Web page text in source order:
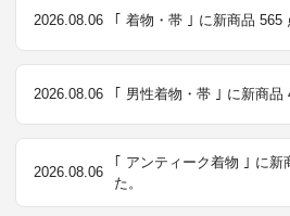
2026.08.06 ｢ 着物・帯 ｣ に新商品 565
2026.08.06 ｢ 男性着物・帯 ｣ に新商品
2026.08.06
｢ アンティーク着物 ｣ に新
た。